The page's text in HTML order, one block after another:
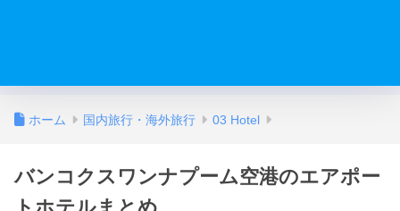
ホーム 国内旅行・海外旅行 03 Hotel
バンコクスワンナプーム空港のエアポー